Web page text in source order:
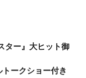
ター』大ヒット御
ークショー付き